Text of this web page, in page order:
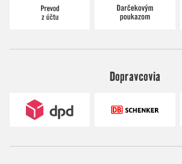
Dopravcovia